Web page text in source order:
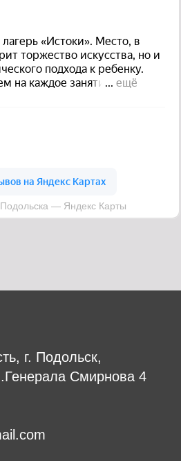
г. Подольск,
Смирнова 4